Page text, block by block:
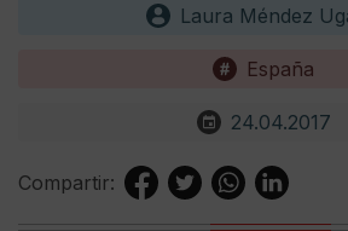
Laura Méndez
España
24.04.2017
Compartir: